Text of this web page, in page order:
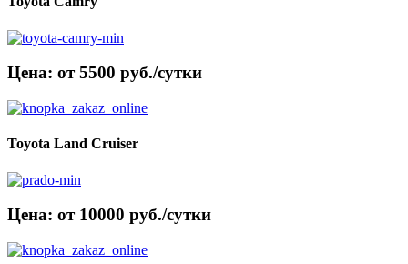
Цена: от 5500 руб./сутки
Toyota Land Cruiser
Цена: от 10000 руб./сутки